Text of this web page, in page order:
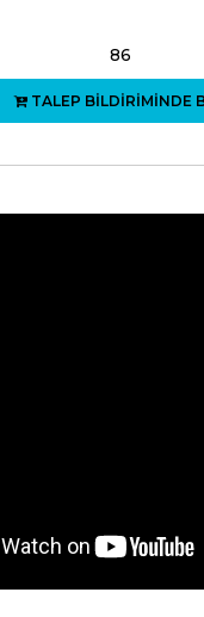
86
TALEP BİLDİRİMİNDE